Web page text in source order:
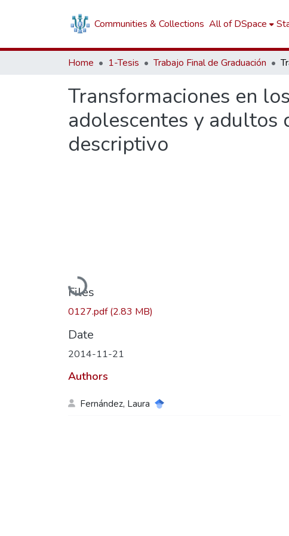
Communities & Collections All of DSpace
Home 1-Tesis Trabajo Final de Graduación
Transformaciones en
adolescentes y adultos
descriptivo
Loading...
Files
0127.pdf(2.83 MB)
Date
2014-11-21
Authors
Fernández, Laura